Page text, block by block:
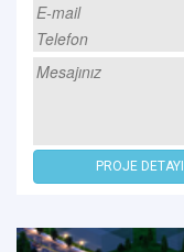
PROJE DETAYI